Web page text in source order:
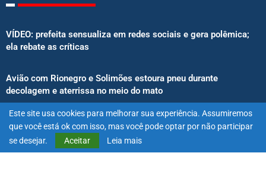
VÍDEO: prefeita sensualiza em redes sociais e gera polêmica;
ela rebate as críticas
Avião com Rionegro e Solimões estoura pneu durante
decolagem e aterrissa no meio do mato
Senado aprova proibição de atletas e influenciadores em
anúncios de bets
Este site usa cookies para melhorar sua experiência. Assumiremos
que você está ok com isso, mas você pode optar por não participar
se desejar.
Aceitar Leia mais